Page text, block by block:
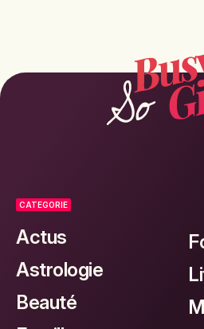
CATEGORIE
Actus
Astrologie
Beauté